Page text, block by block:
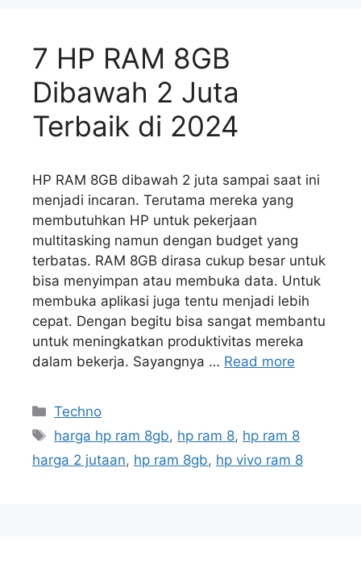
7 HP RAM 8GB
Dibawah 2 Juta
Terbaik di 2024
HP RAM 8GB dibawah 2 juta sampai saat ini
menjadi incaran. Terutama mereka yang
membutuhkan HP untuk pekerjaan
multitasking namun dengan budget yang
terbatas. RAM 8GB dirasa cukup besar untuk
bisa menyimpan atau membuka data. Untuk
membuka aplikasi juga tentu menjadi lebih
cepat. Dengan begitu bisa sangat membantu
untuk meningkatkan produktivitas mereka
dalam bekerja. Sayangnya … Read more
Kategori
Techno
Tag
harga hp ram 8gb, hp ram 8, hp ram 8
harga 2 jutaan, hp ram 8gb, hp vivo ram 8